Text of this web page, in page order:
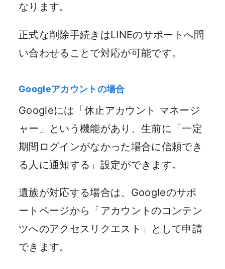
なります。
正式な削除手続きはLINEのサポートへ問
い合わせることで対応が可能です。
Googleアカウントの場合
Googleには「休止アカウント マネージ
ャー」という機能があり、生前に「一定
期間ログインがなかった場合に信頼でき
る人に通知する」設定ができます。
遺族が対応する場合は、Googleのサポ
ートページから「アカウントのコンテン
ツへのアクセスリクエスト」として申請
できます。